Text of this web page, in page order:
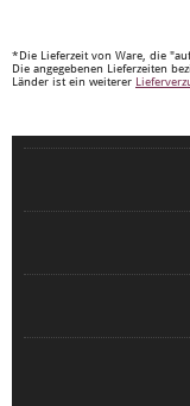
*Die Lieferzeit von Ware, die
Die angegebenen Lieferzeiten
Länder ist ein weiterer